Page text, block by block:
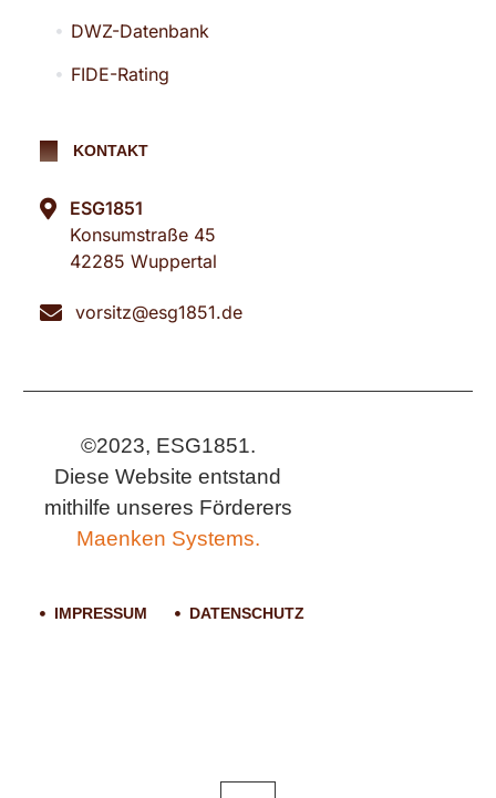
DWZ-Datenbank
FIDE-Rating
KONTAKT
ESG1851
Konsumstraße 45
42285 Wuppertal
vorsitz@esg1851.de
©2023, ESG1851.
Diese Website entstand
mithilfe unseres Förderers
Maenken Systems.
IMPRESSUM DATENSCHUTZ